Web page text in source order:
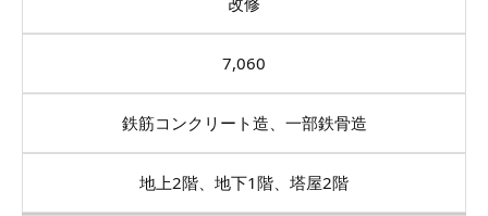
7,060
鉄筋コンクリート造、一部鉄骨造
地上2階、地下1階、塔屋2階